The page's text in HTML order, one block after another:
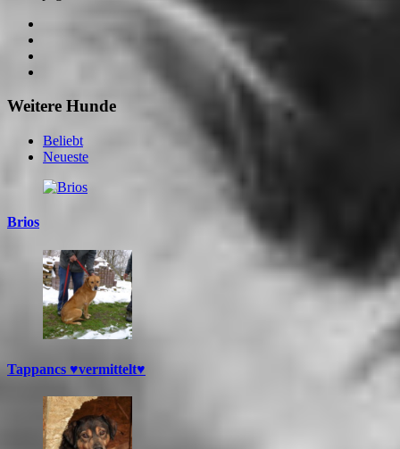
Weitere Hunde
Beliebt
Neueste
Brios
Tappancs ♥vermittelt♥